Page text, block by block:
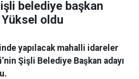
belediye başkan
Yüksel oldu
yapılacak mahalli idareler
Şişli Belediye Başkan adayı